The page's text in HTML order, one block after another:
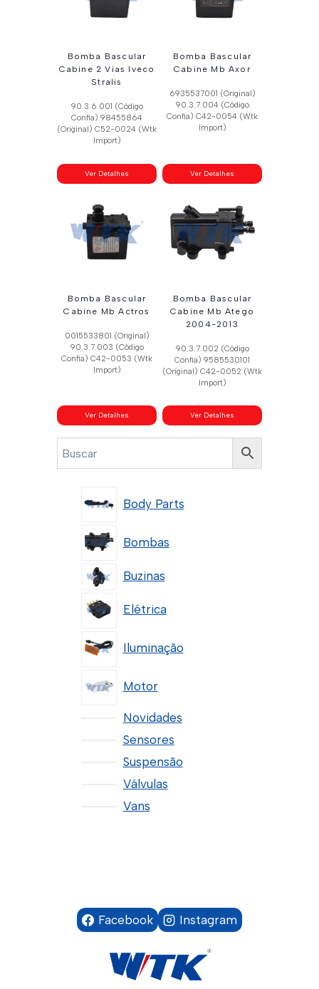
Bomba Bascular
Cabine 2 Vias Iveco
Stralis
90.3.6.001 (Código
Confia) 98455864
(Original) C52-0024 (Wtk
Import)
Ver Detalhes
Bomba Bascular
Cabine Mb Axor
6935537001 (Original)
90.3.7.004 (Código
Confia) C42-0054 (Wtk
Import)
Ver Detalhes
Bomba Bascular
Cabine Mb Actros
0015533801 (Original)
90.3.7.003 (Código
Confia) C42-0053 (Wtk
Import)
Ver Detalhes
Bomba Bascular
Cabine Mb Atego
2004-2013
90.3.7.002 (Código
Confia) 9585530101
(Original) C42-0052 (Wtk
Import)
Ver Detalhes
Body Parts
Bombas
Buzinas
Elétrica
Iluminação
Motor
Novidades
Sensores
Suspensão
Válvulas
Vans
Facebook Instagram